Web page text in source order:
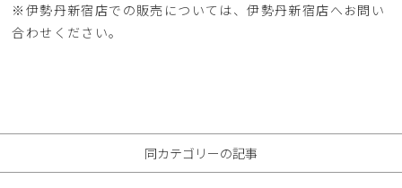
※伊勢丹新宿店での販売については、伊勢丹新宿店へお問い
合わせください。
同カテゴリーの記事